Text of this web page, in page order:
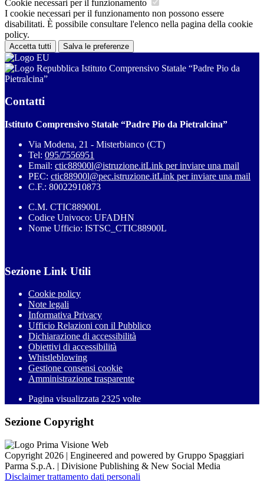
Cookie necessari per il funzionamento
I cookie necessari per il funzionamento non possono essere
disabilitati. È possibile consultare l'elenco nella pagina della cookie
policy.
Accetta tutti Salva le preferenze
Istituto Comprensivo Statale “Padre Pio da
Pietralcina”
Contatti
Istituto Comprensivo Statale “Padre Pio da Pietralcina”
Via Modena, 21 - Misterbianco (CT)
Tel: 095/7556951
Email: ctic88900l@istruzione.itLink per inviare una mail
PEC: ctic88900l@pec.istruzione.itLink per inviare una mail
C.F.: 80022910873
C.M. CTIC88900L
Codice Univoco: UFADHN
Nome Ufficio: ISTSC_CTIC88900L
Sezione Link Utili
Cookie policy
Note legali
Informativa Privacy
Ufficio Relazioni con il Pubblico
Dichiarazione di accessibilità
Obiettivi di accessibilità
Whistleblowing
Gestione consensi cookie
Amministrazione trasparente
Pagina visualizzata 2325 volte
Sezione Copyright
Copyright 2026 | Engineered and powered by Gruppo Spaggiari
Parma S.p.A. | Divisione Publishing & New Social Media
Disclaimer trattamento dati personali